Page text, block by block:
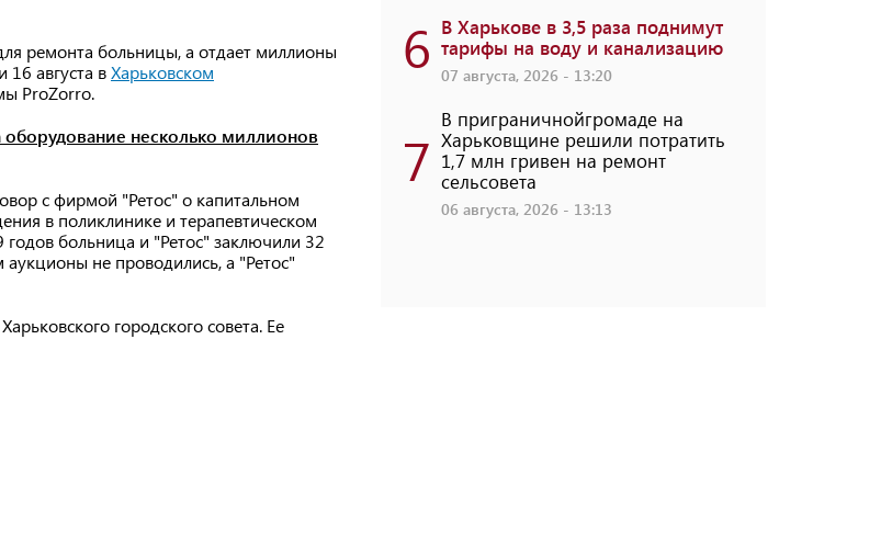
ремонта больницы, а отдает миллионы
августа вХарьковском
ProZorro.
оборудование несколько миллионов
с фирмой "Ретос" о капитальном
в поликлинике и терапевтическом
больница и "Ретос" заключили 32
не проводились, а "Ретос"
городского совета. Ее
6 В Харькове в 3,5 раза поднимут
тарифы на воду и канализацию
07 августа, 2026 - 13:20
7
В приграничнойгромаде на
Харьковщине решили потратить
1,7 млн ​​гривен на ремонт
сельсовета
06 августа, 2026 - 13:13